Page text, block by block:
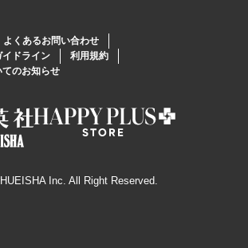
よくあるお問い合わせ
ドライン
利用規約
のお知らせ
Inc. All Right Reserved.